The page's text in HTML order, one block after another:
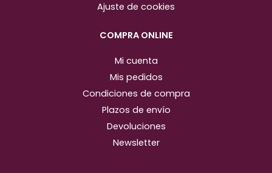
m
Ajuste de cookies
COMPRA ONLINE
Mi cuenta
Mis pedidos
Condiciones de compra
Plazos de envío
Devoluciones
Newsletter